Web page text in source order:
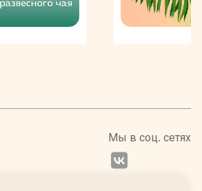
Мы в соц. сетях